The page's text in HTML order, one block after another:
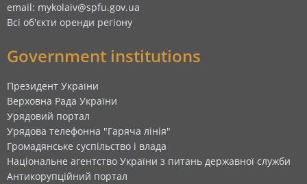
email: mykolaiv@spfu.gov.ua
Всі об'єкти оренди регіону
Government institutions
Президент України
Верховна Рада України
Урядовий портал
Урядова телефонна "Гаряча лінія"
Громадянське суспільство і влада
Національне агентство України з питань державної служби
Антикорупційний портал